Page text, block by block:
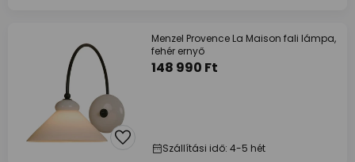
Menzel Provence La Maison fali lámpa,
fehér ernyő
148 990 Ft
Szállítási idő: 4-5 hét